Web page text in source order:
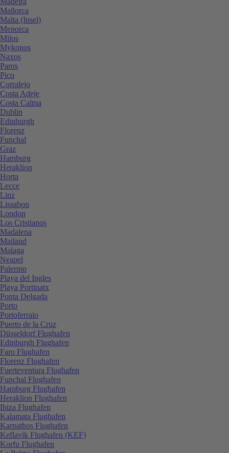
Mallorca
Malta (Insel)
Menorca
Milos
Mykonos
Naxos
Paros
Pico
Corralejo
Costa Adeje
Costa Calma
Dublin
Edinburgh
Florenz
Funchal
Graz
Hamburg
Heraklion
Horta
Lecce
Linz
Lissabon
London
Los Cristianos
Madalena
Mailand
Malaga
Neapel
Palermo
Playa del Ingles
Playa Portinatx
Ponta Delgada
Porto
Portoferraio
Puerto de la Cruz
Düsseldorf Flughafen
Edinburgh Flughafen
Faro Flughafen
Florenz Flughafen
Fuerteventura Flughafen
Funchal Flughafen
Hamburg Flughafen
Heraklion Flughafen
Ibiza Flughafen
Kalamata Flughafen
Karpathos Flughafen
Keflavik Flughafen (KEF)
Korfu Flughafen